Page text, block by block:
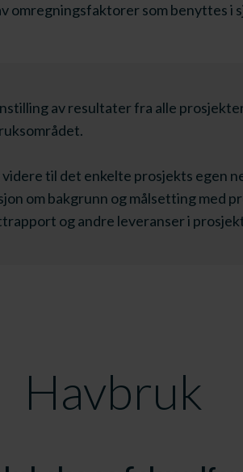
omregningsfaktorer som benyttes i
av resultater fra alle
videre til det enkelte prosjekts egen
om bakgrunn og målsetting med
og andre leveranser i
Havbruk